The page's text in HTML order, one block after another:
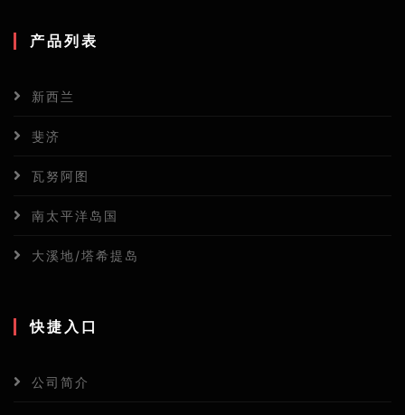
产品列表
新西兰
斐济
瓦努阿图
南太平洋岛国
大溪地/塔希提岛
快捷入口
公司简介